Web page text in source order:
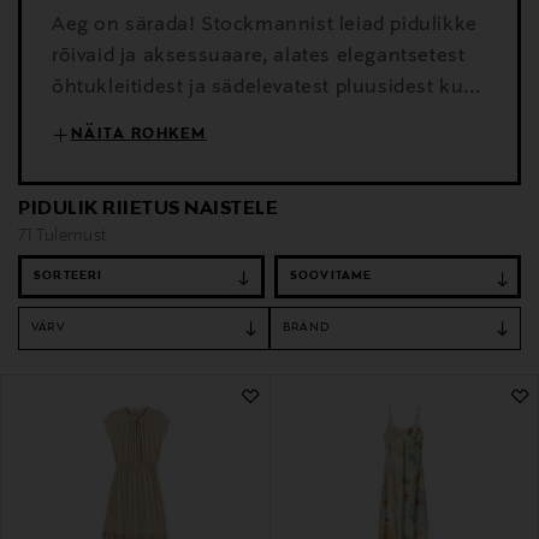
Aeg on särada! Stockmannist leiad pidulikke
rõivaid ja aksessuaare, alates elegantsetest
õhtukleitidest ja sädelevatest pluusidest kuni
luksuslike kõrvarõngaste, käekottide ja
klassikaga või anna sellele särav aktsent
hooajaliste uudistoodetega.
NÄITA ROHKEM
PIDULIK RIIETUS NAISTELE
71 Tulemust
SORTEERI
VÄRV BRÄND